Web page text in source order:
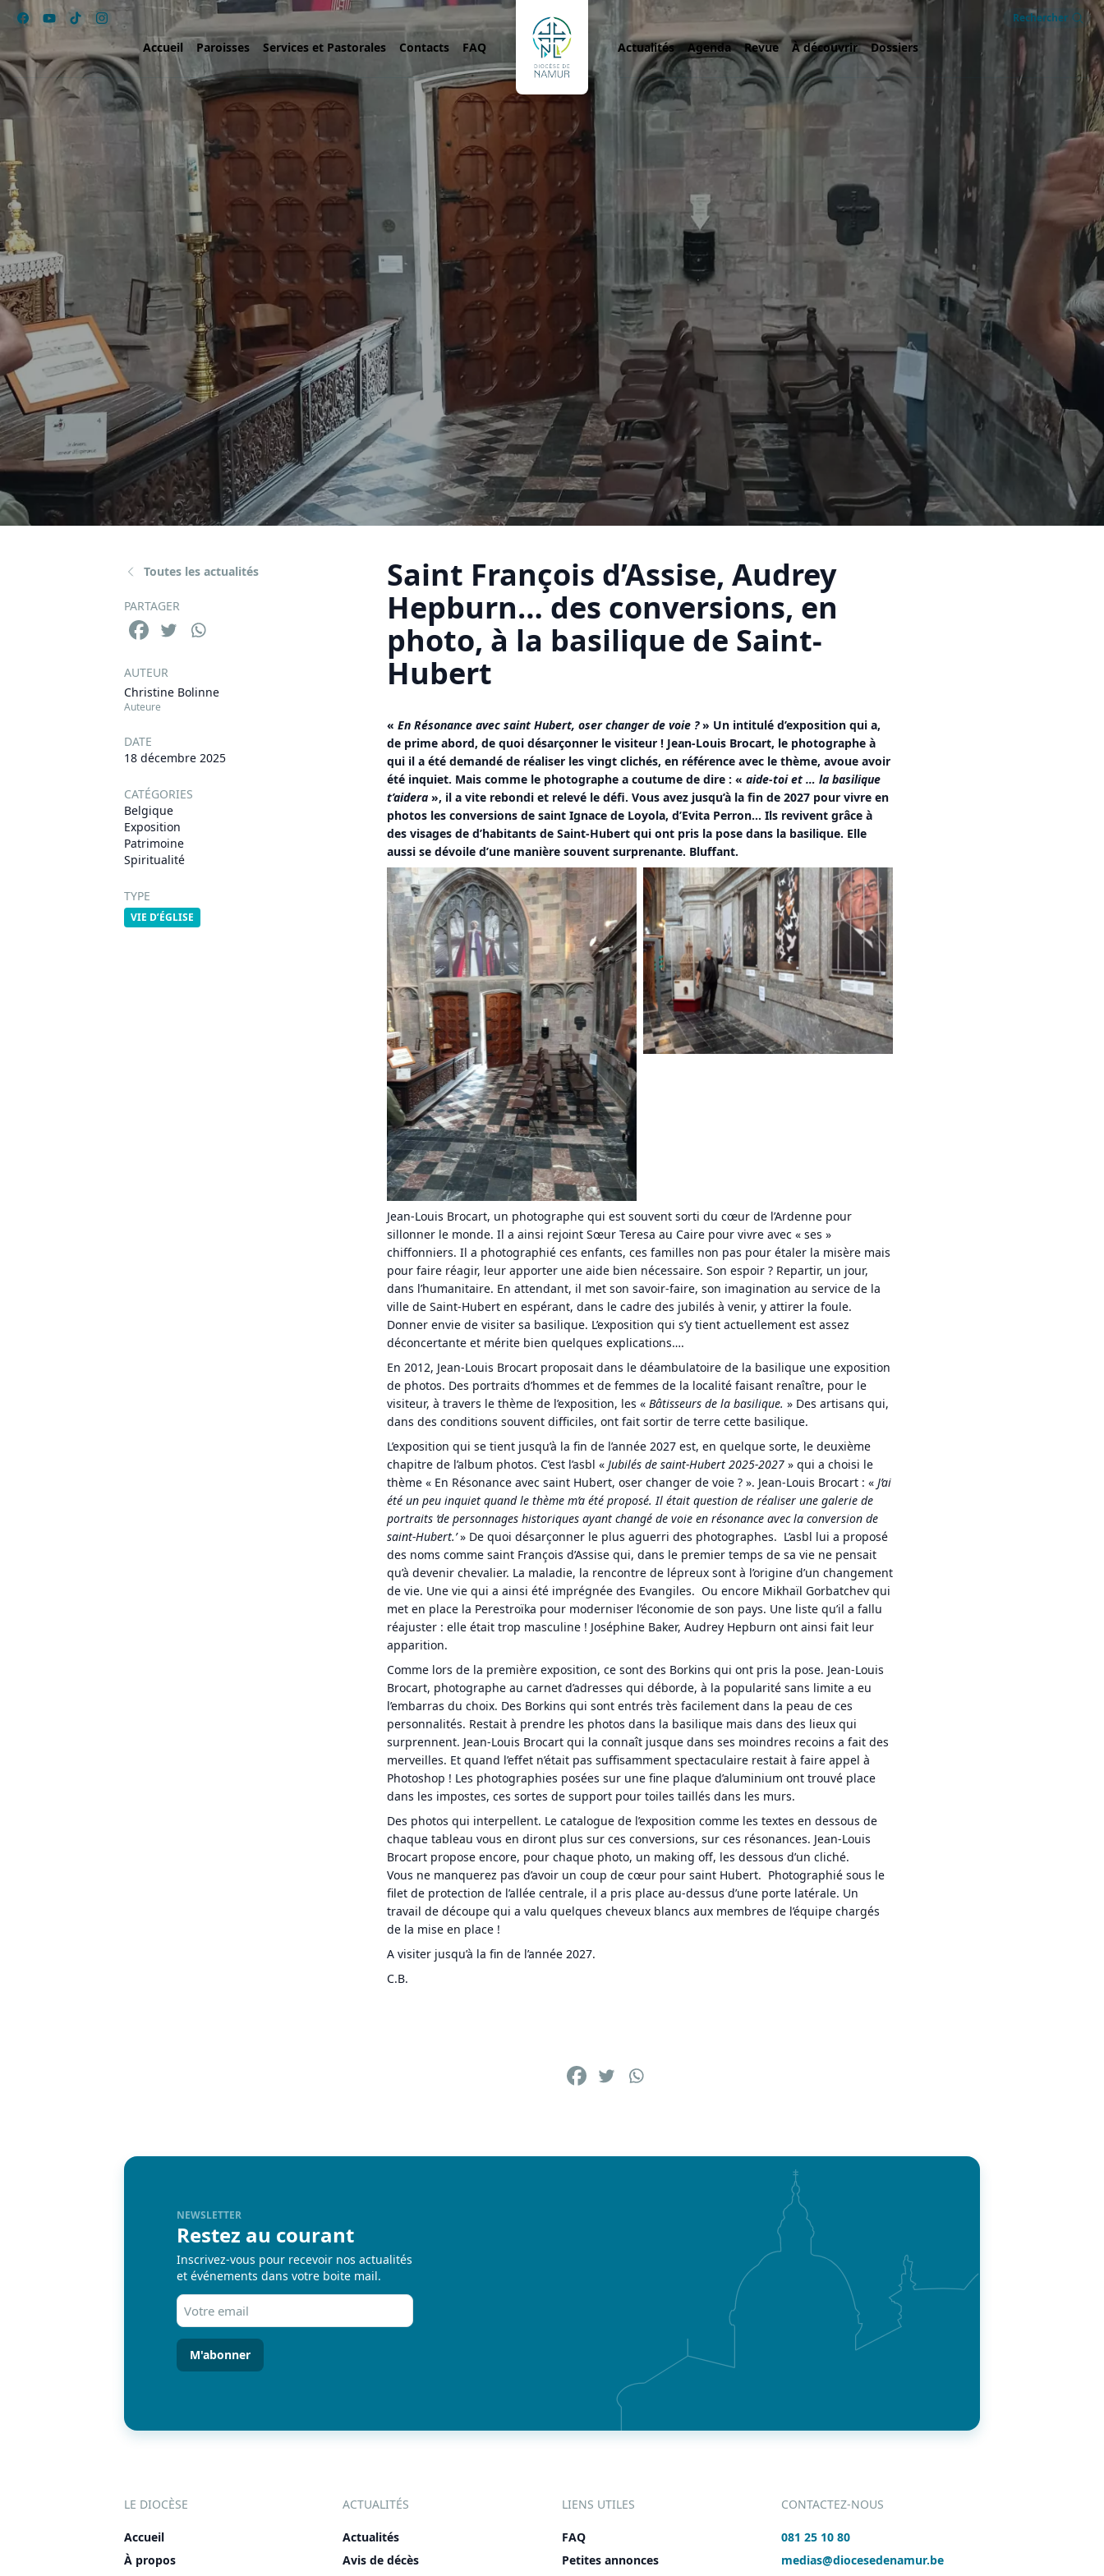
Rechercher
Accueil Paroisses Services et Pastorales Contacts FAQ Actualités Agenda Revue À découvrir Dossiers
Toutes les actualités
PARTAGER
AUTEUR
Christine Bolinne
Auteure
DATE
18 décembre 2025
CATÉGORIES
Belgique
Exposition
Patrimoine
Spiritualité
TYPE
VIE D’ÉGLISE
Saint François d’Assise, Audrey
Hepburn… des conversions, en
photo, à la basilique de Saint-
Hubert
« En Résonance avec saint Hubert, oser changer de voie ?» Un intitulé d’exposition qui a,
de prime abord, de quoi désarçonner le visiteur ! Jean-Louis Brocart, le photographe à
qui il a été demandé de réaliser les vingt clichés, en référence avec le thème, avoue avoir
été inquiet. Mais comme le photographe a coutume de dire : « aide-toi et … la basilique
t’aidera », il a vite rebondi et relevé le défi. Vous avez jusqu’à la fin de 2027 pour vivre en
photos les conversions de saint Ignace de Loyola, d’Evita Perron… Ils revivent grâce à
des visages de d’habitants de Saint-Hubert qui ont pris la pose dans la basilique. Elle
aussi se dévoile d’une manière souvent surprenante. Bluffant.
Jean-Louis Brocart, un photographe qui est souvent sorti du cœur de l’Ardenne pour
sillonner le monde. Il a ainsi rejoint Sœur Teresa au Caire pour vivre avec « ses »
chiffonniers. Il a photographié ces enfants, ces familles non pas pour étaler la misère mais
pour faire réagir, leur apporter une aide bien nécessaire. Son espoir ? Repartir, un jour,
dans l’humanitaire. En attendant, il met son savoir-faire, son imagination au service de la
ville de Saint-Hubert en espérant, dans le cadre des jubilés à venir, y attirer la foule.
Donner envie de visiter sa basilique. L’exposition qui s’y tient actuellement est assez
déconcertante et mérite bien quelques explications….
En 2012, Jean-Louis Brocart proposait dans le déambulatoire de la basilique une exposition
de photos. Des portraits d’hommes et de femmes de la localité faisant renaître, pour le
visiteur, à travers le thème de l’exposition, les « Bâtisseurs de la basilique. » Des artisans qui,
dans des conditions souvent difficiles, ont fait sortir de terre cette basilique.
L’exposition qui se tient jusqu’à la fin de l’année 2027 est, en quelque sorte, le deuxième
chapitre de l’album photos. C’est l’asbl « Jubilés de saint-Hubert 2025-2027 » qui a choisi le
thème « En Résonance avec saint Hubert, oser changer de voie ? ». Jean-Louis Brocart : « J’ai
été un peu inquiet quand le thème m’a été proposé. Il était question de réaliser une galerie de
portraits ‘de personnages historiques ayant changé de voie en résonance avec la conversion de
saint-Hubert.’» De quoi désarçonner le plus aguerri des photographes. L’asbl lui a proposé
des noms comme saint François d’Assise qui, dans le premier temps de sa vie ne pensait
qu’à devenir chevalier. La maladie, la rencontre de lépreux sont à l’origine d’un changement
de vie. Une vie qui a ainsi été imprégnée des Evangiles. Ou encore Mikhaïl Gorbatchev qui
met en place la Perestroïka pour moderniser l’économie de son pays. Une liste qu’il a fallu
réajuster : elle était trop masculine ! Joséphine Baker, Audrey Hepburn ont ainsi fait leur
apparition.
Comme lors de la première exposition, ce sont des Borkins qui ont pris la pose. Jean-Louis
Brocart, photographe au carnet d’adresses qui déborde, à la popularité sans limite a eu
l’embarras du choix. Des Borkins qui sont entrés très facilement dans la peau de ces
personnalités. Restait à prendre les photos dans la basilique mais dans des lieux qui
surprennent. Jean-Louis Brocart qui la connaît jusque dans ses moindres recoins a fait des
merveilles. Et quand l’effet n’était pas suffisamment spectaculaire restait à faire appel à
Photoshop ! Les photographies posées sur une fine plaque d’aluminium ont trouvé place
dans les impostes, ces sortes de support pour toiles taillés dans les murs.
Des photos qui interpellent. Le catalogue de l’exposition comme les textes en dessous de
chaque tableau vous en diront plus sur ces conversions, sur ces résonances. Jean-Louis
Brocart propose encore, pour chaque photo, un making off, les dessous d’un cliché.
Vous ne manquerez pas d’avoir un coup de cœur pour saint Hubert. Photographié sous le
filet de protection de l’allée centrale, il a pris place au-dessus d’une porte latérale. Un
travail de découpe qui a valu quelques cheveux blancs aux membres de l’équipe chargés
de la mise en place !
A visiter jusqu’à la fin de l’année 2027.
C.B.
NEWSLETTER
Restez au courant
Inscrivez-vous pour recevoir nos actualités
et événements dans votre boite mail.
Votre
email
(Nécessaire)
LE DIOCÈSE
Accueil
À propos
ACTUALITÉS
Actualités
Avis de décès
LIENS UTILES
FAQ
Petites annonces
CONTACTEZ-NOUS
081 25 10 80
medias@diocesedenamur.be